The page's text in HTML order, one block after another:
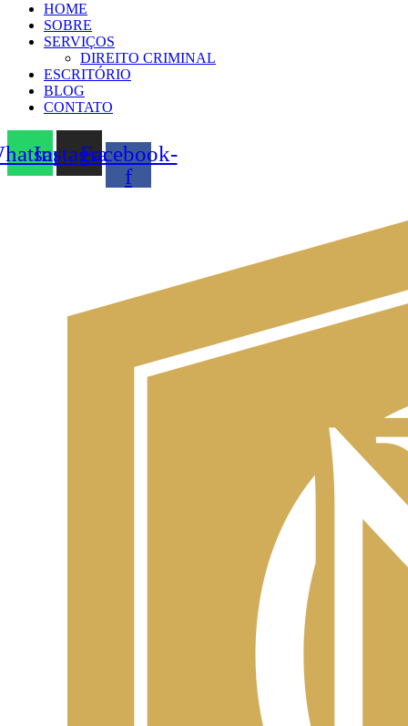
HOME
SOBRE
SERVIÇOS
DIREITO CRIMINAL
ESCRITÓRIO
BLOG
CONTATO
InstagramFacebook-
f